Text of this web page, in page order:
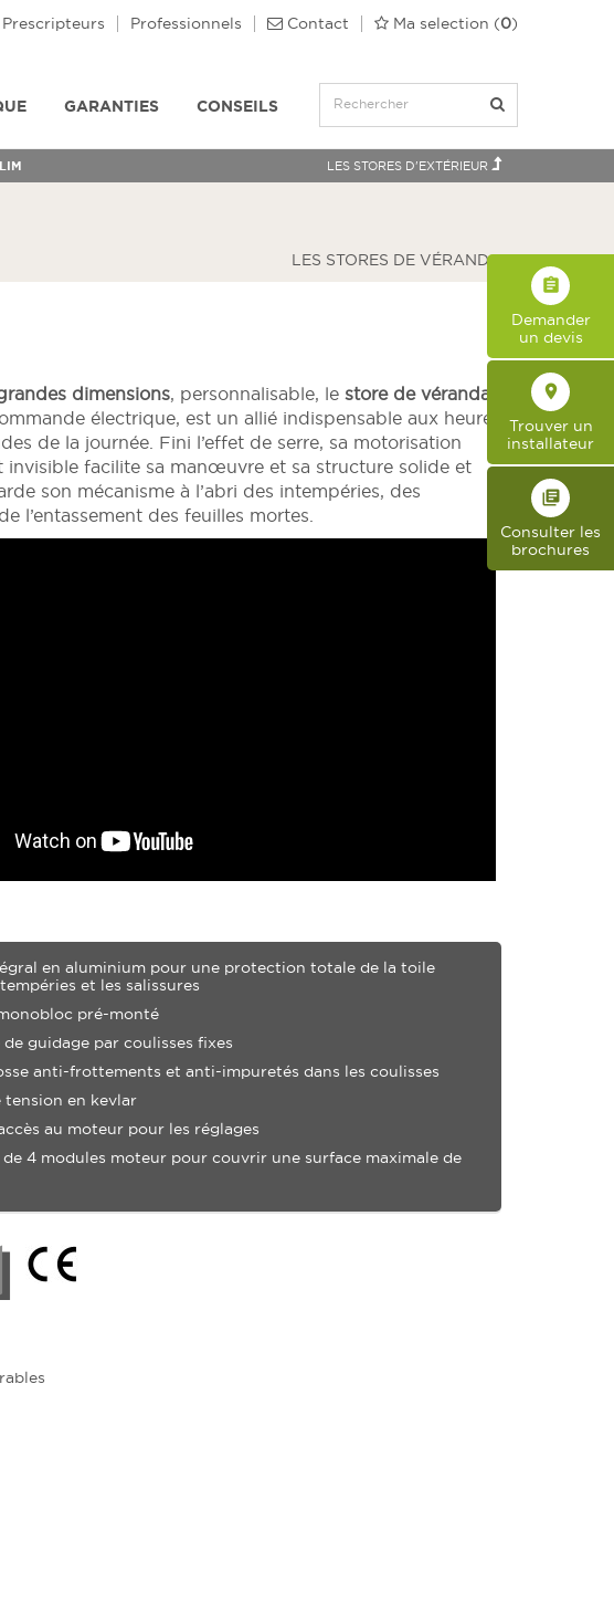
GARANTIES CONSEILS
Prescripteurs Professionnels Contact Ma selection (0)
LES STORES D'EXTÉRIEUR
LES STORES DE VÉRANDA
dimensions, personnalisable, le store de véranda
électrique, est un allié indispensable aux heures
de la journée. Fini l’effet de serre, sa motorisation
invisible facilite sa manœuvre et sa structure solide et
son mécanisme à l’abri des intempéries, des
l’entassement des feuilles mortes.
en aluminium pour une protection totale de la toile
et les salissures
pré-monté
guidage par coulisses fixes
anti-frottements et anti-impuretés dans les coulisses
tension en kevlar
au moteur pour les réglages
de 4 modules moteur pour couvrir une surface maximale de
assignment
Demander
un devis
place
Trouver un
installateur
library_books
Consulter les
brochures